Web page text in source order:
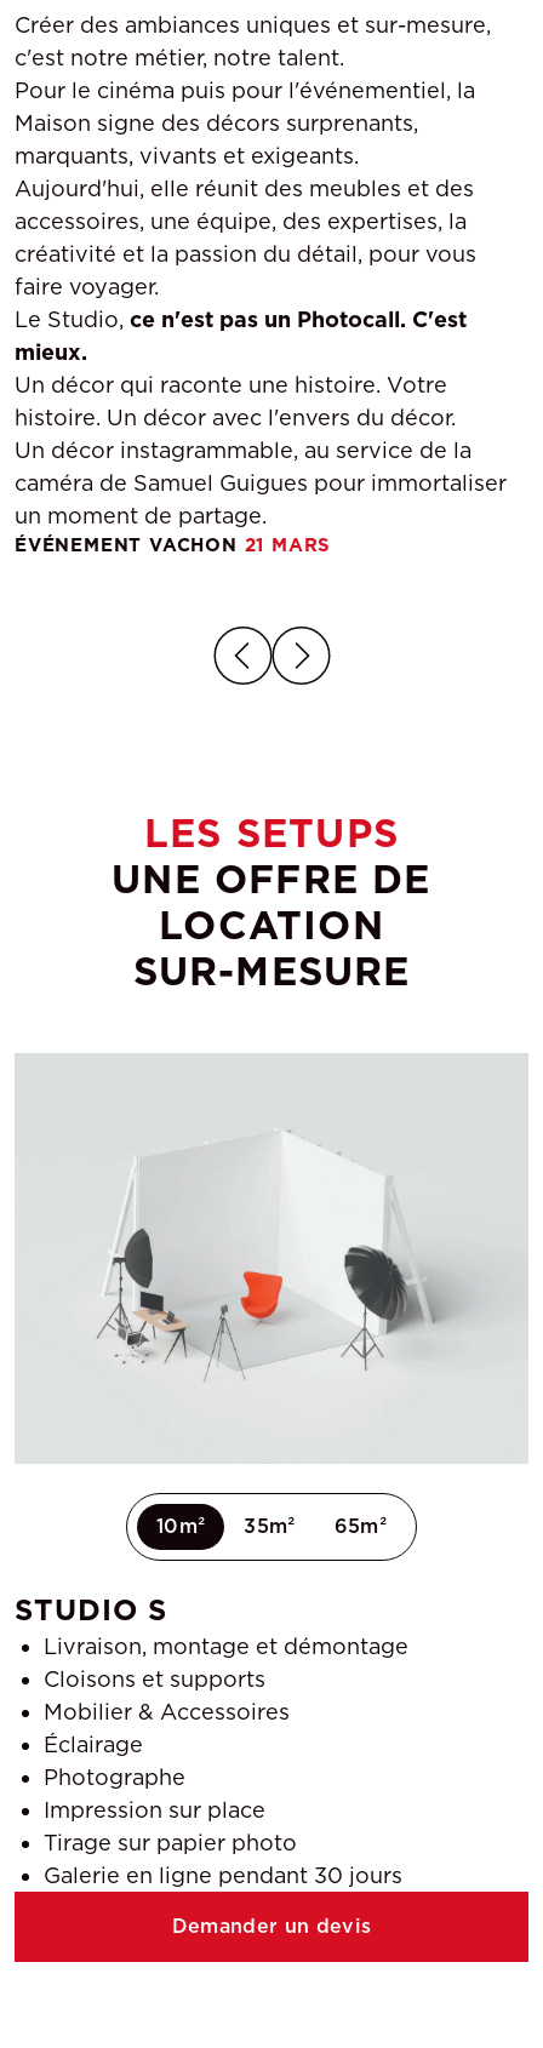
Créer des ambiances uniques et sur-mesure,
c'est notre métier, notre talent.
Pour le cinéma puis pour l'événementiel, la
Maison signe des décors surprenants,
marquants, vivants et exigeants.
Aujourd'hui, elle réunit des meubles et des
accessoires, une équipe, des expertises, la
créativité et la passion du détail, pour vous
faire voyager.
Le Studio, ce n'est pas un Photocall. C'est
mieux.
Un décor qui raconte une histoire. Votre
histoire. Un décor avec l'envers du décor.
Un décor instagrammable, au service de la
caméra de Samuel Guigues pour immortaliser
un moment de partage.
ÉVÉNEMENT VACHON 21 MARS
LES SETUPS
UNE OFFRE DE
LOCATION
SUR-MESURE
10m² 35m² 65m²
STUDIO S
Livraison, montage et démontage
Cloisons et supports
Mobilier & Accessoires
Éclairage
Photographe
Impression sur place
Tirage sur papier photo
Galerie en ligne pendant 30 jours
Demander un devis